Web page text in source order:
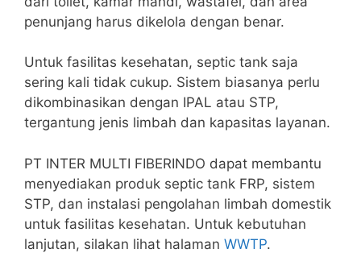
penunjang harus dikelola dengan benar.
Untuk fasilitas kesehatan, septic tank saja
sering kali tidak cukup. Sistem biasanya perlu
dikombinasikan dengan IPAL atau STP,
tergantung jenis limbah dan kapasitas layanan.
PT INTER MULTI FIBERINDO dapat membantu
menyediakan produk septic tank FRP, sistem
STP, dan instalasi pengolahan limbah domestik
untuk fasilitas kesehatan. Untuk kebutuhan
lanjutan, silakan lihat halaman WWTP.